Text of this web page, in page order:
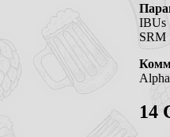
IBUs
SRM
14